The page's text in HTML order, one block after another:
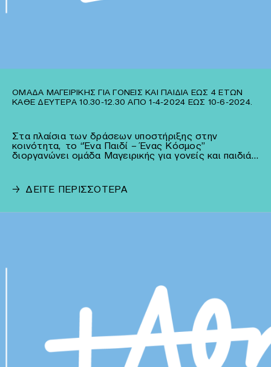
ΟΜΆΔΑ ΜΑΓΕΙΡΙΚΉΣ ΓΙΑ ΓΟΝΕΊΣ ΚΑΙ ΠΑΙΔΙΆ ΈΩΣ 4 ΕΤΏΝ
ΚΆΘΕ ΔΕΥΤΈΡΑ 10.30-12.30 ΑΠΌ 1-4-2024 ΈΩΣ 10-6-2024.
Στα πλαίσια των δράσεων υποστήριξης στην
κοινότητα, το “Ένα Παιδί – Ένας Κόσμος”
διοργανώνει ομάδα Μαγειρικής για γονείς και παιδιά…
→ ΔΕΙΤΕ ΠΕΡΙΣΣΟΤΕΡΑ